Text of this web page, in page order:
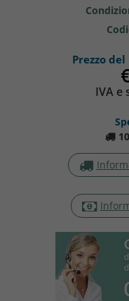
Prezzo
IVA e